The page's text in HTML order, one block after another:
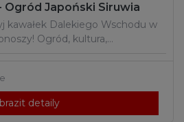
Ogród Japoński Siruwia
kawałek Dalekiego Wschodu w
Ogród, kultura,…
detaily